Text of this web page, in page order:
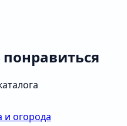
и огорода